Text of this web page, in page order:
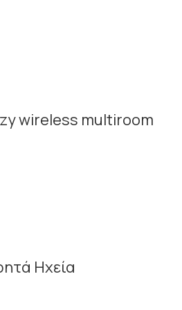
wireless multiroom
Ηχεία